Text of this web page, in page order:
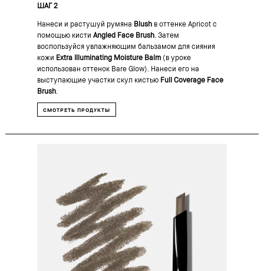
ШАГ 2
Нанеси и растушуй румяна Blush в оттенке Apricot с
помощью кисти Angled Face Brush. Затем
воспользуйся увлажняющим бальзамом для сияния
кожи Extra Illuminating Moisture Balm(в уроке
использован оттенок Bare Glow). Нанеси его на
выступающие участки скул кистью Full Coverage Face
Brush.
СМОТРЕТЬ ПРОДУКТЫ